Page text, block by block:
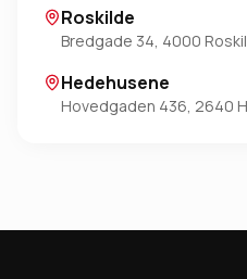
Roskilde
Bredgade 34, 4000
Hedehusene
Hovedgaden 436, 2640